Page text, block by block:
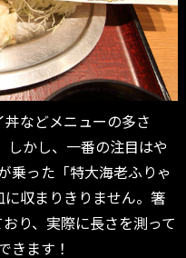
などメニューの多さ
しかし、一番の注目はや
乗った「特大海老ふりゃ
収まりきりません。箸
り、実際に長さを測って
きます！